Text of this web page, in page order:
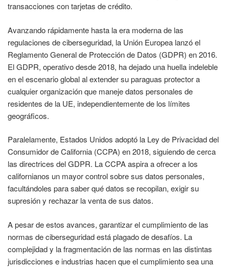
transacciones con tarjetas de crédito.
Avanzando rápidamente hasta la era moderna de las
regulaciones de ciberseguridad, la Unión Europea lanzó el
Reglamento General de Protección de Datos (GDPR) en 2016.
El GDPR, operativo desde 2018, ha dejado una huella indeleble
en el escenario global al extender su paraguas protector a
cualquier organización que maneje datos personales de
residentes de la UE, independientemente de los límites
geográficos.
Paralelamente, Estados Unidos adoptó la Ley de Privacidad del
Consumidor de California (CCPA) en 2018, siguiendo de cerca
las directrices del GDPR. La CCPA aspira a ofrecer a los
californianos un mayor control sobre sus datos personales,
facultándoles para saber qué datos se recopilan, exigir su
supresión y rechazar la venta de sus datos.
A pesar de estos avances, garantizar el cumplimiento de las
normas de ciberseguridad está plagado de desafíos. La
complejidad y la fragmentación de las normas en las distintas
jurisdicciones e industrias hacen que el cumplimiento sea una